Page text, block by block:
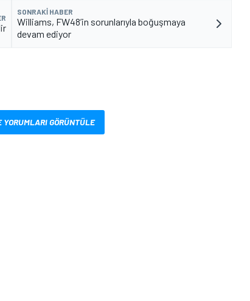
SONRAKI HABER
Williams, FW48’in sorunlarıyla boğuşmaya
devam ediyor
GÖRÜNTÜLE